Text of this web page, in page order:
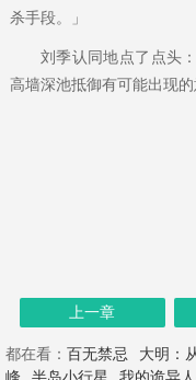
杀手段。」
刘季认同地点了点头
高墙深池抵御有可能出现
上一章
都在看： 百无禁忌 大明：